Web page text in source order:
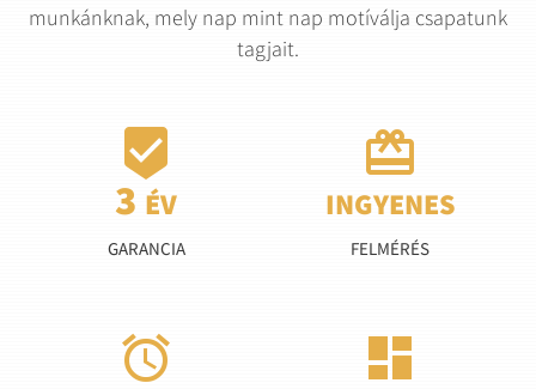
munkánknak, mely nap mint nap motíválja csapatunk
tagjait.

GARANCIA

FELMÉRÉS
 